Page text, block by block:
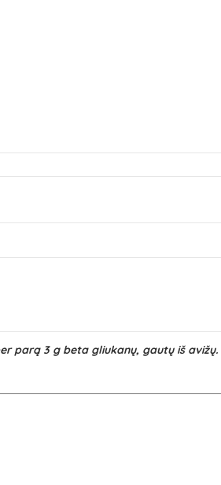
parą 3 g beta gliukanų, gautų iš avižų.